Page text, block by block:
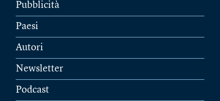
Pubblicità
Paesi
Autori
Newsletter
Podcast